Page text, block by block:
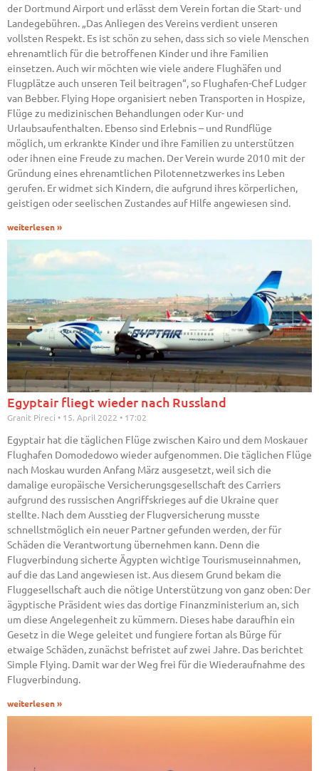
der Dortmund Airport und erlässt dem Verein fortan die Start- und
Landegebühren. „Das Anliegen des Vereins verdient unseren
vollsten Respekt. Es ist schön zu sehen, dass sich so viele Menschen
ehrenamtlich für die betroffenen Kinder und ihre Familien
einsetzen. Auch wir möchten wie viele andere Flughäfen und
Flugplätze auch unseren Teil beitragen“, so Flughafen-Chef Ludger
van Bebber. Flying Hope organisiert neben Transporten in Hospize,
Flüge zu medizinischen Behandlungen oder Kur- und
Urlaubsaufenthalten. Ebenso sind Erlebnis – und Rundflüge
möglich, um erkrankte Kinder und ihre Familien zu unterstützen
oder ihnen eine Freude zu machen. Der Verein wurde 2010 mit der
Gründung eines ehrenamtlichen Pilotennetzwerkes ins Leben
gerufen. Er widmet sich Kindern, die aufgrund ihres körperlichen,
geistigen oder seelischen Zustandes auf Hilfe angewiesen sind.
weiterlesen »
Egyptair fliegt wieder nach Russland
Granit Pireci 15. April 2022 17:02
Egyptair hat die täglichen Flüge zwischen Kairo und dem Moskauer
Flughafen Domodedowo wieder aufgenommen. Die täglichen Flüge
nach Moskau wurden Anfang März ausgesetzt, weil sich die
damalige europäische Versicherungsgesellschaft des Carriers
aufgrund des russischen Angriffskrieges auf die Ukraine quer
stellte. Nach dem Ausstieg der Flugversicherung musste
schnellstmöglich ein neuer Partner gefunden werden, der für
Schäden die Verantwortung übernehmen kann. Denn die
Flugverbindung sicherte Ägypten wichtige Tourismuseinnahmen,
auf die das Land angewiesen ist. Aus diesem Grund bekam die
Fluggesellschaft auch die nötige Unterstützung von ganz oben: Der
ägyptische Präsident wies das dortige Finanzministerium an, sich
um diese Angelegenheit zu kümmern. Dieses habe daraufhin ein
Gesetz in die Wege geleitet und fungiere fortan als Bürge für
etwaige Schäden, zunächst befristet auf zwei Jahre. Das berichtet
Simple Flying. Damit war der Weg frei für die Wiederaufnahme des
Flugverbindung.
weiterlesen »